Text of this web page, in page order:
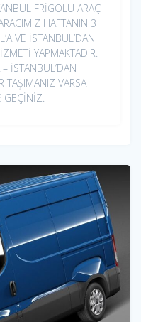
FRİGOLU ARAÇ
HAFTANIN 3
VE İSTANBUL’DAN
YAPMAKTADIR.
– İSTANBUL’DAN
TAŞIMANIZ VARSA
GEÇİNİZ.